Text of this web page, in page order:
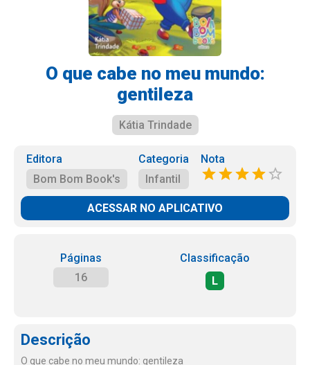
O que cabe no meu mundo:
gentileza
Kátia Trindade
Editora
Bom Bom Book's
Categoria
Infantil
Nota
ACESSAR NO APLICATIVO
Páginas
16
Classificação
L
Descrição
O que cabe no meu mundo: gentileza